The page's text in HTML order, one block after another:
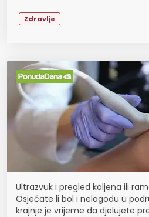
Zdravlje
Ultrazvuk i pregled koljena ili
Osjećate li bol i nelagodu u
krajnje je vrijeme da djelujete